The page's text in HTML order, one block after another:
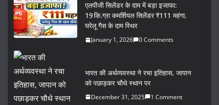
एलपीजी सिलेंडर के दाम में बड़ा इजाफा:
19 कि.ग्रा कमर्शियल सिलेंडर ₹111 महंगा,
घरेलू गैस के दाम स्थिर
January 1, 2026 0 Comments
भारत की अर्थव्यवस्था ने रचा इतिहास, जापान
को पछाड़कर चौथे स्थान पर
December 31, 2025 1 Comment